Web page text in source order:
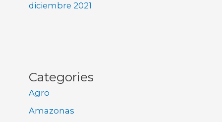
diciembre 2021
Categories
Agro
Amazonas